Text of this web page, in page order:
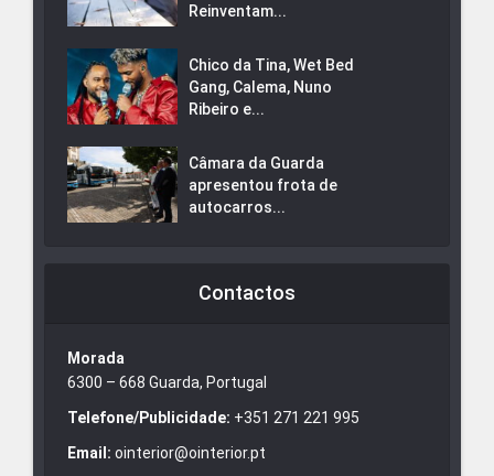
Reinventam...
Chico da Tina, Wet Bed
Gang, Calema, Nuno
Ribeiro e...
Câmara da Guarda
apresentou frota de
autocarros...
Contactos
Morada
6300 – 668 Guarda, Portugal
Telefone/Publicidade: +351 271 221 995
Email: ointerior@ointerior.pt